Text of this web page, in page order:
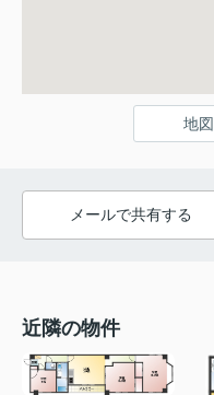
地
メールで共有する
近隣の物件